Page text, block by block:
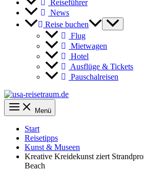
Reiseführer
News
Reise buchen
Flug
Mietwagen
Hotel
Ausflüge & Tickets
Pauschalreisen
Menü
Start
Reisetipps
Kunst & Museen
Kreative Kreidekunst ziert
Beach